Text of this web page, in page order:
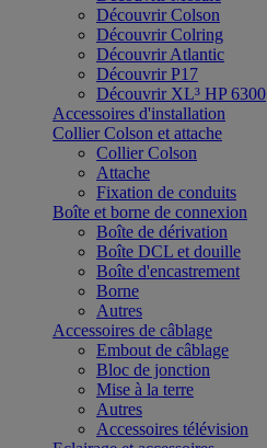
Découvrir Colson
Découvrir Colring
Découvrir Atlantic
Découvrir P17
Découvrir XL³ HP 6300
Accessoires d'installation
Collier Colson et attache
Collier Colson
Attache
Fixation de conduits
Boîte et borne de connexion
Boîte de dérivation
Boîte DCL et douille
Boîte d'encastrement
Borne
Autres
Accessoires de câblage
Embout de câblage
Bloc de jonction
Mise à la terre
Autres
Accessoires télévision